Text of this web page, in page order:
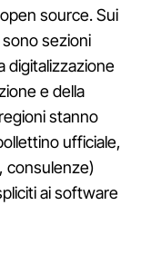
source. Sui
sezioni
digitalizzazione
e della
stanno
ufficiale,
consulenze)
ai software